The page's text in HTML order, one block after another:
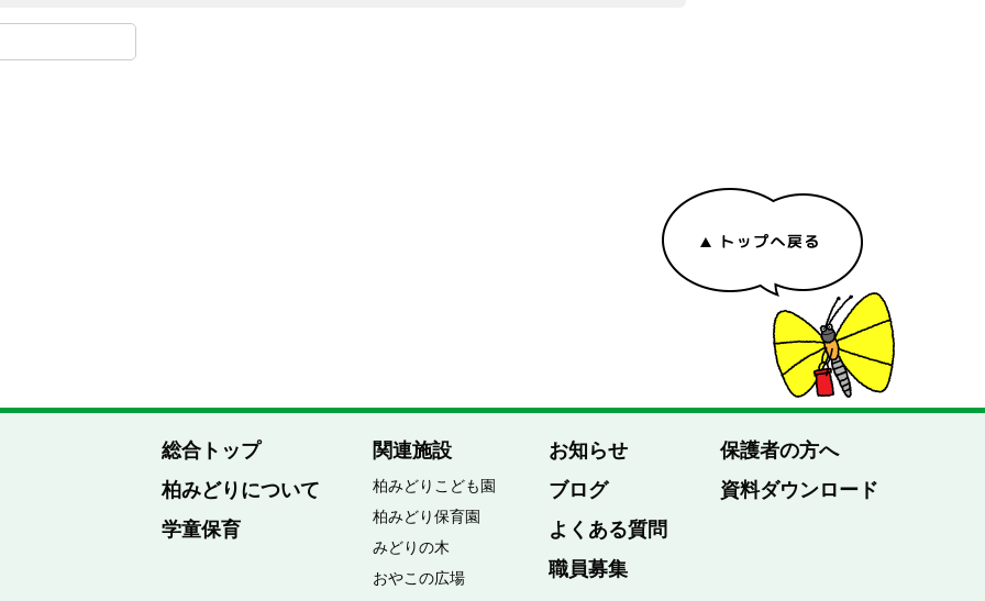
総合トップ
柏みどりについて
学童保育
関連施設
柏みどりこども園
柏みどり保育園
みどりの木
おやこの広場
お知らせ
ブログ
よくある質問
職員募集
保護者の方へ
資料ダウンロード